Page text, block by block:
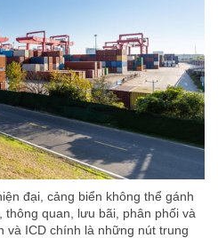
đại, cảng biển không thể gánh
quan, lưu bãi, phân phối và
và ICD chính là những nút trung